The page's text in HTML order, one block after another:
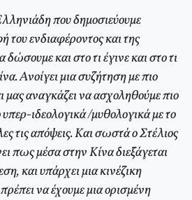
που δημοσιεύουμε
του ενδιαφέροντος και της
και στο τι έγινε και στο τι
Ανοίγει μια συζήτηση με πιο
μας αναγκάζει να ασχοληθούμε πιο
ιδεολογικά /μυθολογικά με το
τις απόψεις. Και σωστά ο Στέλιος
πως μέσα στην Κίνα διεξάγεται
και υπάρχει μια κινέζικη
να έχουμε μια ορισμένη